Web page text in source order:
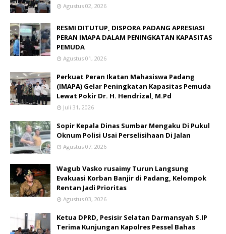
Agustus 02, 2026
RESMI DITUTUP, DISPORA PADANG APRESIASI
PERAN IMAPA DALAM PENINGKATAN KAPASITAS
PEMUDA
Agustus 01, 2026
Perkuat Peran Ikatan Mahasiswa Padang
(IMAPA) Gelar Peningkatan Kapasitas Pemuda
Lewat Pokir Dr. H. Hendrizal, M.Pd
Juli 31, 2026
Sopir Kepala Dinas Sumbar Mengaku Di Pukul
Oknum Polisi Usai Perselisihaan Di Jalan
Agustus 07, 2026
Wagub Vasko rusaimy Turun Langsung
Evakuasi Korban Banjir di Padang, Kelompok
Rentan Jadi Prioritas
Agustus 03, 2026
Ketua DPRD, Pesisir Selatan Darmansyah S.IP
Terima Kunjungan Kapolres Pessel Bahas